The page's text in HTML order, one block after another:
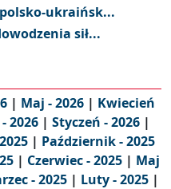
ukraińsk...
sił...
| Maj - 2026 | Kwiecień
2026 | Styczeń - 2026 |
| Październik - 2025
| Czerwiec - 2025 | Maj
- 2025 | Luty - 2025 |